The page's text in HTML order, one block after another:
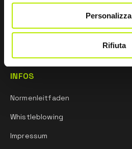
Personalizza
Rifiuta
Forschung und entwicklung
Sportgeist
INFOS
Normenleitfaden
Whistleblowing
Impressum